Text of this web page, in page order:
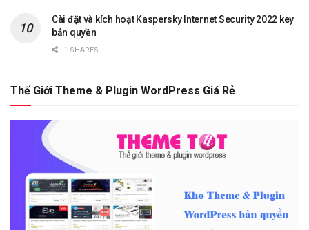
Cài đặt và kích hoạt Kaspersky Internet Security 2022 key
bản quyền
1 SHARES
Thế Giới Theme & Plugin WordPress Giá Rẻ